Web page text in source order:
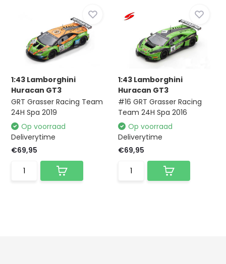
1:43 Lamborghini
Huracan GT3
GRT Grasser Racing Team
24H Spa 2019
Op voorraad
Deliverytime
€69,95
1:43 Lamborghini
Huracan GT3
#16 GRT Grasser Racing
Team 24H Spa 2016
Op voorraad
Deliverytime
€69,95